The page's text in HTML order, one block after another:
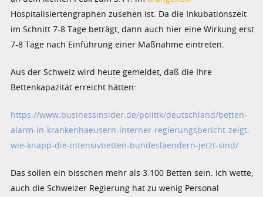
Hospitalisiertengraphen zusehen ist. Da die Inkubationszeit
im Schnitt 7-8 Tage beträgt, dann auch hier eine Wirkung erst
7-8 Tage nach Einführung einer Maßnahme eintreten.
Aus der Schweiz wird heute gemeldet, daß die Ihre
Bettenkapazität erreicht hätten:
https://www.businessinsider.de/politik/deutschland/betten-
alarm-in-krankenhaeusern-interner-regierungsbericht-zeigt-
wie-knapp-die-intensivbetten-bundeslaendern-jetzt-sind/
Das sollen ein bisschen mehr als 3.100 Betten sein. Ich wette,
auch die Schweizer Regierung hat zu wenig Personal